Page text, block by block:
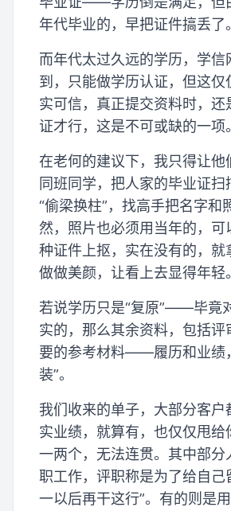
年代毕业的，早把证件搞丢了。
而年代太过久远的学历，学信
到，只能做学历认证，但这仅
实可信，真正提交资料时，还
证才行，这是不可或缺的一项。
在老何的建议下，我只得让他
同班同学，把人家的毕业证扫
“偷梁换柱”，找高手把名字和
然，照片也必须用当年的，可
种证件上抠，实在没有的，就
做做美颜，让看上去显得年轻。
若说学历只是“复原”——毕竟
实的，那么其余资料，包括评
要的参考材料——履历和业绩
装”。
我们收来的单子，大部分客户
实业绩，就算有，也仅仅甩给
一两个，无法连贯。其中部分
职工作，评职称是为了给自己
一以后再干这行”。有的则是